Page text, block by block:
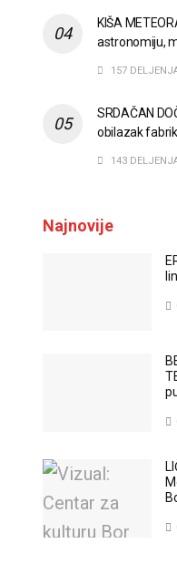
KIŠA
astronomiju,
157
SRDAČAN
obilazak
143
Najnovije